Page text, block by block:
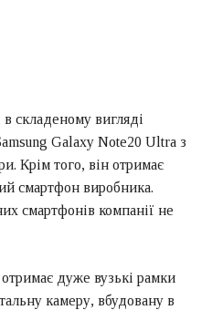
складеному вигляді
Galaxy Note20 Ultra з
Крім того, він отримає
смартфон виробника.
смартфонів компанії не
дуже вузькі рамки
камеру, вбудовану в